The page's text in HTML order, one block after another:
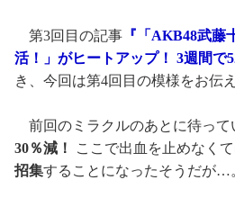
第3回目の記事 『「AKB48武藤
活！」がヒートアップ！ 3週間で
き、今回は第4回目の模様をお伝
前回のミラクルのあとに待って
30％減！
ここで出血を止めなくて
招集することになったそうだが…